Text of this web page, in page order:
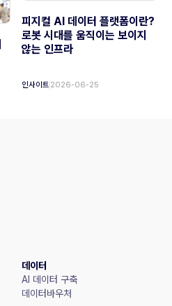
피지컬 AI 데이터 플랫폼이란?
로봇 시대를 움직이는 보이지
않는 인프라
인사이트 2026-06-25
데이터
AI 데이터 구축
데이터바우처